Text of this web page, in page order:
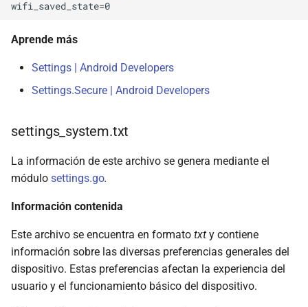
Aprende más
Settings | Android Developers
Settings.Secure | Android Developers
settings_system.txt
La información de este archivo se genera mediante el
módulo settings.go.
Información contenida
Este archivo se encuentra en formato txt y contiene
información sobre las diversas preferencias generales del
dispositivo. Estas preferencias afectan la experiencia del
usuario y el funcionamiento básico del dispositivo.